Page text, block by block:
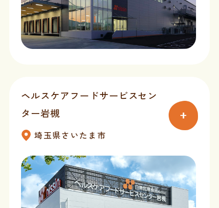
ヘルスケアフードサービスセン
ター岩槻
埼玉県さいたま市